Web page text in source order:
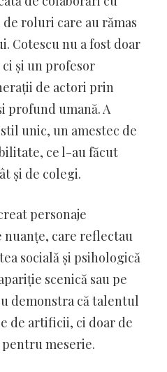
roluri care au rămas
Cotescu nu a fost doar
și un profesor
de actori prin
profund umană. A
unic, un amestec de
ce l-au făcut
și de colegi.
personaje
care reflectau
socială și psihologică
scenică sau pe
demonstra că talentul
de artificii, ci doar de
meserie.